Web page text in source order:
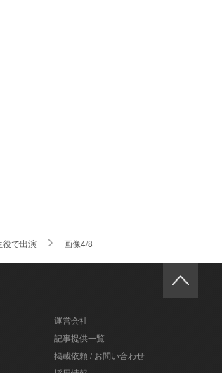
で出演 画像4/8
運営会社
記事提供一覧
掲載依頼 / お問い合わせ